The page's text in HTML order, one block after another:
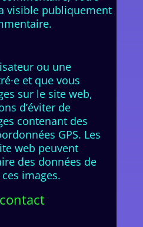
visible publiquement
ou une
et que vous
sur le site web,
d’éviter de
contenant des
GPS. Les
web peuvent
des données de
images.